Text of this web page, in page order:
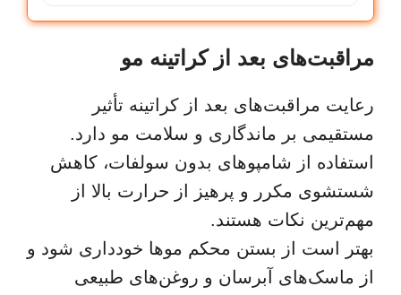
مراقبت‌های بعد از کراتینه مو
رعایت مراقبت‌های بعد از کراتینه تأثیر
مستقیمی بر ماندگاری و سلامت مو دارد.
استفاده از شامپوهای بدون سولفات، کاهش
شستشوی مکرر و پرهیز از حرارت بالا از
مهم‌ترین نکات هستند.
بهتر است از بستن محکم موها خودداری شود و
از ماسک‌های آبرسان و روغن‌های طبیعی